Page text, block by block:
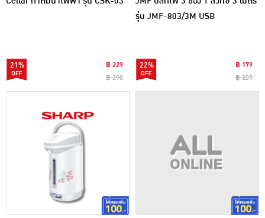
21%
฿ 229
฿ 290
รุ่น JMF-803/3M USB
22%
฿ 179
฿ 229